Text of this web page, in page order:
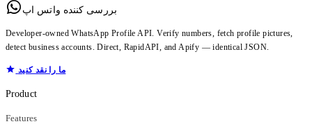
بررسی کننده واتس اپ
Developer-owned WhatsApp Profile API. Verify numbers, fetch profile pictures,
detect business accounts. Direct, RapidAPI, and Apify — identical JSON.
ما را نقد کنید
Product
Features